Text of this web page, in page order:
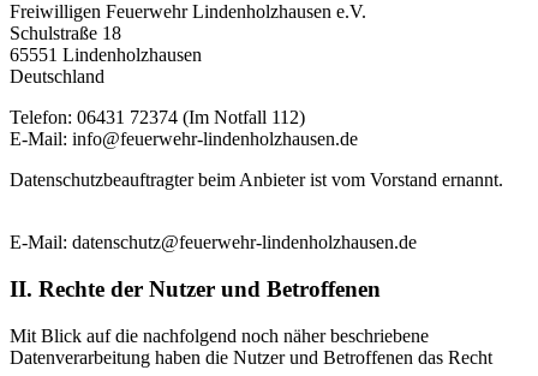
Freiwilligen Feuerwehr Lindenholzhausen e.V.
Schulstraße 18
65551 Lindenholzhausen
Deutschland
Telefon: 06431 72374 (Im Notfall 112)
E-Mail: info@feuerwehr-lindenholzhausen.de
Datenschutzbeauftragter beim Anbieter ist vom Vorstand ernannt.
E-Mail: datenschutz@feuerwehr-lindenholzhausen.de
II. Rechte der Nutzer und Betroffenen
Mit Blick auf die nachfolgend noch näher beschriebene
Datenverarbeitung haben die Nutzer und Betroffenen das Recht